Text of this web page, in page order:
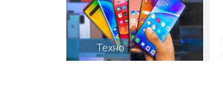
Техно